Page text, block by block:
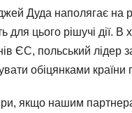
Дуда наполягає на
для цього рішучі дії. В
ЄС, польський
обіцянками
якщо нашим